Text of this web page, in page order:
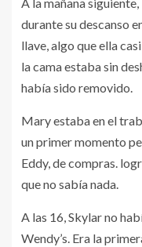
durante su descanso
llave, algo que ella
la cama estaba sin
había sido removido.
Mary estaba en el
un primer momento
Eddy, de compras.
que no sabía nada.
A las 16, Skylar no
Wendy’s. Era la